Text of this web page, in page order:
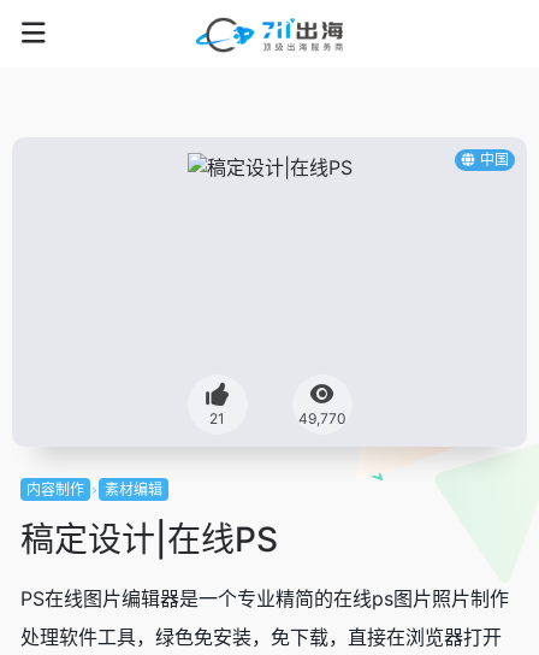
中国
21 49,770
内容制作 素材编辑
稿定设计|在线PS
PS在线图片编辑器是一个专业精简的在线ps图片照片制作
处理软件工具，绿色免安装，免下载，直接在浏览器打开